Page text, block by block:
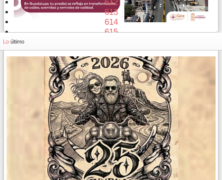
612
613
614
615
Lo último